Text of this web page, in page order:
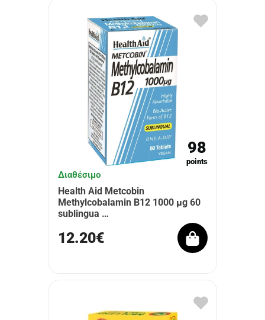
98
points
Διαθέσιμο
Health Aid Metcobin
Methylcobalamin B12 1000 μg 60
sublingua …
12.20€